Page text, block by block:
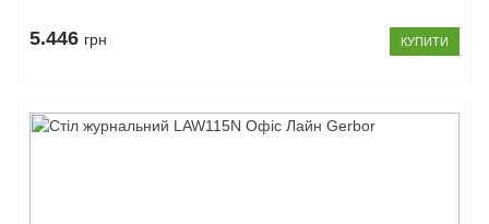
5.446 грн КУПИТИ